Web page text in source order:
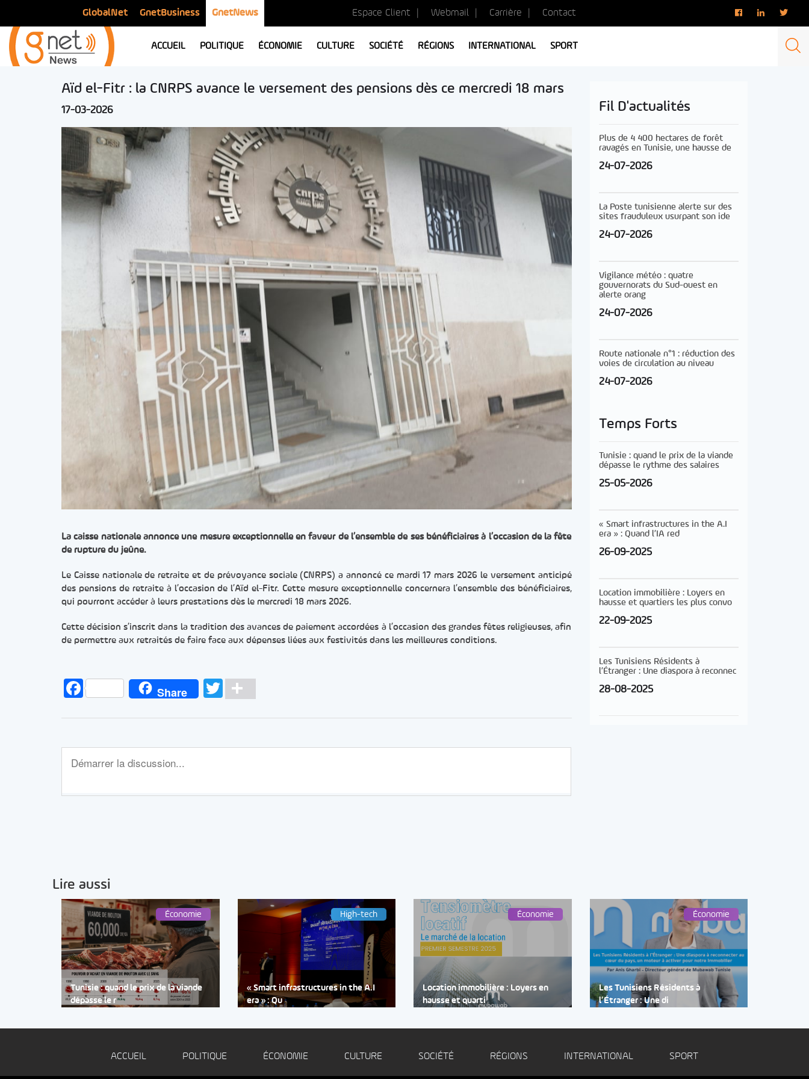
GlobalNet GnetBusiness GnetNews Espace Client Webmail Carrière Contact
ACCUEIL POLITIQUE ÉCONOMIE CULTURE SOCIÉTÉ RÉGIONS INTERNATIONAL SPORT
Aïd el-Fitr : la CNRPS avance le versement des pensions dès ce mercredi 18 mars
17-03-2026
La caisse nationale annonce une mesure exceptionnelle en faveur de l’ensemble de ses bénéficiaires à l’occasion de la fête
de rupture du jeûne.
Le Caisse nationale de retraite et de prévoyance sociale (CNRPS) a annoncé ce mardi 17 mars 2026 le versement anticipé
des pensions de retraite à l’occasion de l’Aïd el-Fitr. Cette mesure exceptionnelle concernera l’ensemble des bénéficiaires,
qui pourront accéder à leurs prestations dès le mercredi 18 mars 2026.
Cette décision s’inscrit dans la tradition des avances de paiement accordées à l’occasion des grandes fêtes religieuses, afin
de permettre aux retraités de faire face aux dépenses liées aux festivités dans les meilleures conditions.
FacebookShare TwitterPartager
Fil D'actualités
Plus de 4 400 hectares de forêt
ravagés en Tunisie, une hausse de
24-07-2026
La Poste tunisienne alerte sur des
sites frauduleux usurpant son ide
24-07-2026
Vigilance météo : quatre
gouvernorats du Sud-ouest en
alerte orang
24-07-2026
Route nationale n°1 : réduction des
voies de circulation au niveau
24-07-2026
Temps Forts
Tunisie : quand le prix de la viande
dépasse le rythme des salaires
25-05-2026
« Smart infrastructures in the A.I
era » : Quand l’IA red
26-09-2025
Location immobilière : Loyers en
hausse et quartiers les plus convo
22-09-2025
Les Tunisiens Résidents à
l’Étranger : Une diaspora à reconnec
28-08-2025
Lire aussi
Économie
Tunisie : quand le prix de la viande
dépasse le r
High-tech
« Smart infrastructures in the A.I
era » : Qu
Économie
Location immobilière : Loyers en
hausse et quarti
Économie
Les Tunisiens Résidents à
l’Étranger : Une di
ACCUEIL POLITIQUE ÉCONOMIE CULTURE SOCIÉTÉ RÉGIONS INTERNATIONAL SPORT